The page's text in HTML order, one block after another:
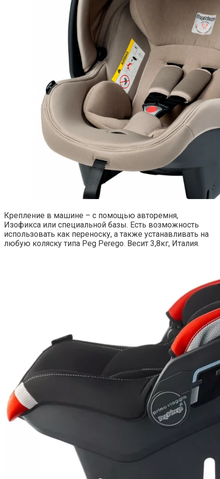
Крепление в машине – с помощью авторемня,
Изофикса или специальной базы. Есть возможность
использовать как переноску, а также устанавливать на
любую коляску типа Peg Perego. Весит 3,8кг, Италия.